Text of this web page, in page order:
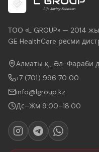
ТОО «L GROUP» — 2014
GE HealthCare ресми
Алматы қ., Әл-Фараби
+7 (701) 996 70 00
info@lgroup.kz
Дс–Жм 9:00–18:00